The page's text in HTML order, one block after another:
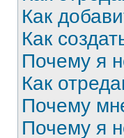
Как
Как
Почему я
Как
Почему
Почему я